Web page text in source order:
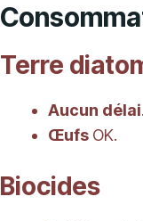
Terre
Aucun délai.
Œufs OK.
Biocides